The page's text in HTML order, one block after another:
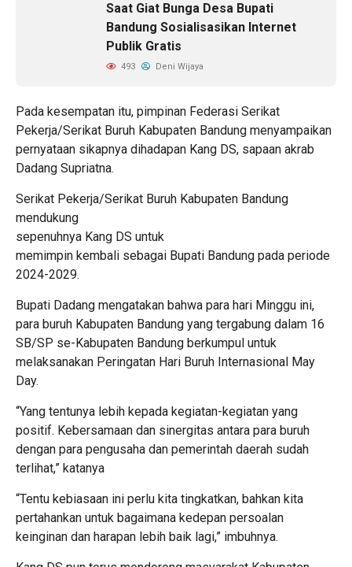
Saat Giat Bunga Desa Bupati
Bandung Sosialisasikan Internet
Publik Gratis
493 Deni Wijaya
Pada kesempatan itu, pimpinan Federasi Serikat
Pekerja/Serikat Buruh Kabupaten Bandung menyampaikan
pernyataan sikapnya dihadapan Kang DS, sapaan akrab
Dadang Supriatna.
Serikat Pekerja/Serikat Buruh Kabupaten Bandung
mendukung
sepenuhnya Kang DS untuk
memimpin kembali sebagai Bupati Bandung pada periode
2024-2029.
Bupati Dadang mengatakan bahwa para hari Minggu ini,
para buruh Kabupaten Bandung yang tergabung dalam 16
SB/SP se-Kabupaten Bandung berkumpul untuk
melaksanakan Peringatan Hari Buruh Internasional May
Day.
“Yang tentunya lebih kepada kegiatan-kegiatan yang
positif. Kebersamaan dan sinergitas antara para buruh
dengan para pengusaha dan pemerintah daerah sudah
terlihat,” katanya
“Tentu kebiasaan ini perlu kita tingkatkan, bahkan kita
pertahankan untuk bagaimana kedepan persoalan
keinginan dan harapan lebih baik lagi,” imbuhnya.